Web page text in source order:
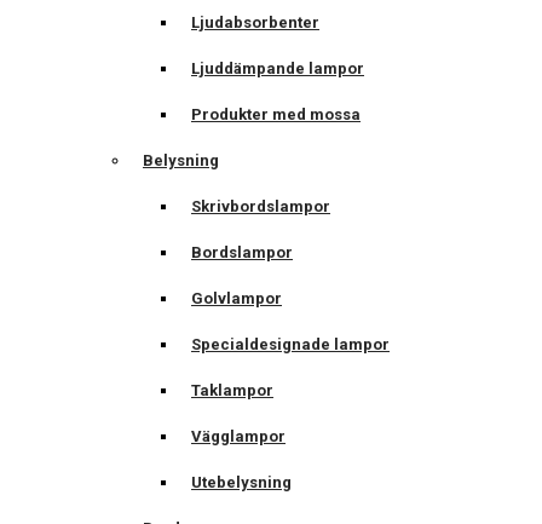
Ljudabsorbenter
Ljuddämpande lampor
Produkter med mossa
Belysning
Skrivbordslampor
Bordslampor
Golvlampor
Specialdesignade lampor
Taklampor
Vägglampor
Utebelysning